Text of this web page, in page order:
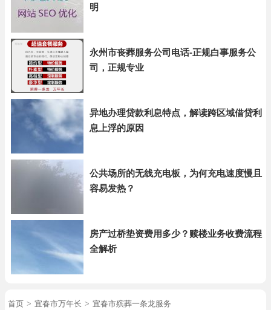
明
永州市丧葬服务公司电话-正规白事服务公
司，正规专业
异地办理贷款利息特点，解读跨区域借贷利
息上浮的原因
公共场所的无线充电板，为何充电速度慢且
容易发热？
房产过桥垫资费用多少？赎楼业务收费流程
全解析
首页 > 宜春市万年长 > 宜春市殡葬一条龙服务